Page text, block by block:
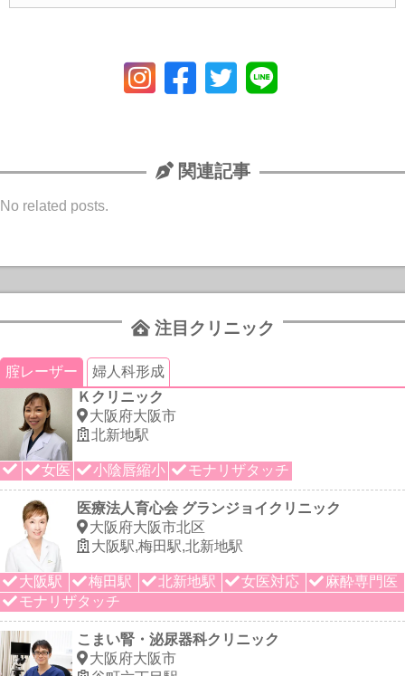
関連記事
No related posts.
注目クリニック
腟レーザー
婦人科形成
Ｋクリニック
大阪府大阪市
北新地駅
女医 小陰唇縮小 モナリザタッチ
医療法人育心会 グランジョイクリニック
大阪府大阪市北区
大阪駅,梅田駅,北新地駅
大阪駅 梅田駅 北新地駅 女医対応
麻酔専門医
モナリザタッチ
こまい腎・泌尿器科クリニック
大阪府大阪市